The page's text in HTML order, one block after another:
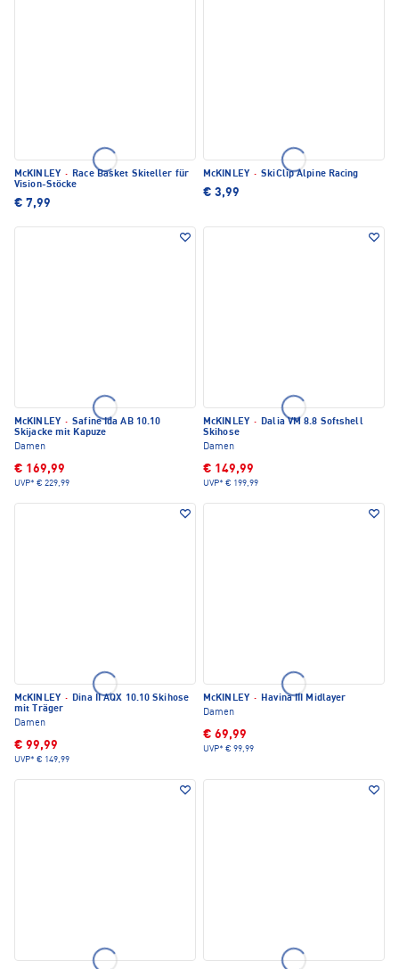
McKINLEY · Race Basket Skiteller für
Vision-Stöcke
€ 7,99
McKINLEY · SkiClip Alpine Racing
€ 3,99
McKINLEY · Safine Ida AB 10.10
Skijacke mit Kapuze
Damen
€ 169,99
UVP* € 229,99
McKINLEY · Dalia VM 8.8 Softshell
Skihose
Damen
€ 149,99
UVP* € 199,99
McKINLEY · Dina II AQX 10.10 Skihose
mit Träger
Damen
€ 99,99
UVP* € 149,99
McKINLEY · Havina III Midlayer
Damen
€ 69,99
UVP* € 99,99